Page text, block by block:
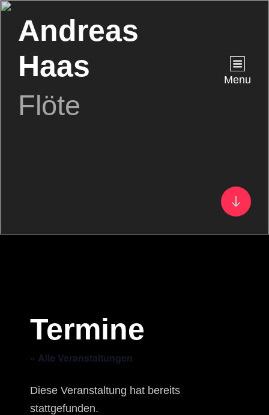
Andreas
Haas
Flöte
Menu
Termine
« Alle Veranstaltungen
Diese Veranstaltung hat bereits
stattgefunden.